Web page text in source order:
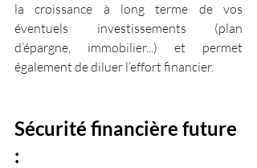
la croissance à long terme de vos
éventuels investissements (plan
d’épargne, immobilier...) et permet
également de diluer l’effort financier.
Sécurité financière future
: